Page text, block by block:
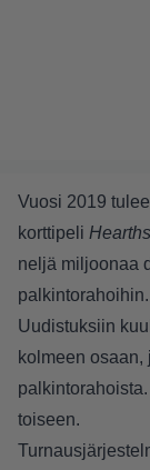
Vuosi 2019
korttipeli
neljä miljoonaa
palkintorahoihin.
Uudistuksiin
kolmeen osaan,
toiseen.